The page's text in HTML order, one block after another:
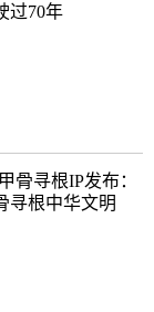
过70年
骨寻根IP发布：
寻根中华文明